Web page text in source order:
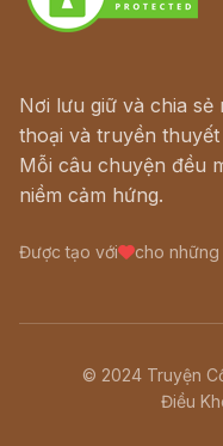
Nơi lưu giữ và chia
thoại và truyền
Mỗi câu chuyện đều
niềm cảm hứng.
Được tạo với cho
© 2024 Truyện
Điều